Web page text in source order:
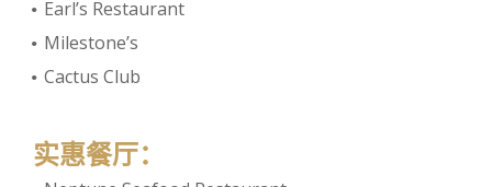
Earl’s Restaurant
Milestone’s
Cactus Club
实惠餐厅：